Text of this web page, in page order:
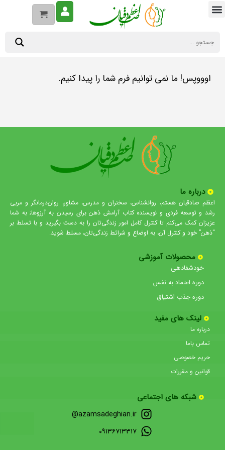
اوووپس! ما نمی توانیم فرم شما را پیدا کنیم.
درباره ما
اعظم صادقیان هستم، روانشناس، سخنران و مدرس، مشاور، روان‌درمانگر و مربی
رشد و توسعه فردی و نویسنده کتاب آرامش ذهن برای رسیدن به آرزوها; به شما
عزیزان کمک می‌کنم تا کنترل کامل امور زندگی‌تان را به دست بگیرید و با تسلط بر
“ذهن” خود و کنترل آن، به اوضاع و شرائط زندگی‌تان، مسلط شوید.
محصولات آموزشی
خودشفادهی
دوره اعتماد به نفس
دوره جذب اشتیاق
لینک های مفید
درباره ما
تماس باما
حریم خصوصی
قوانین و مقررات
شبکه های اجتماعی
azamsadeghian.ir@
۰۹۱۳۶۷۱۳۳۱۷